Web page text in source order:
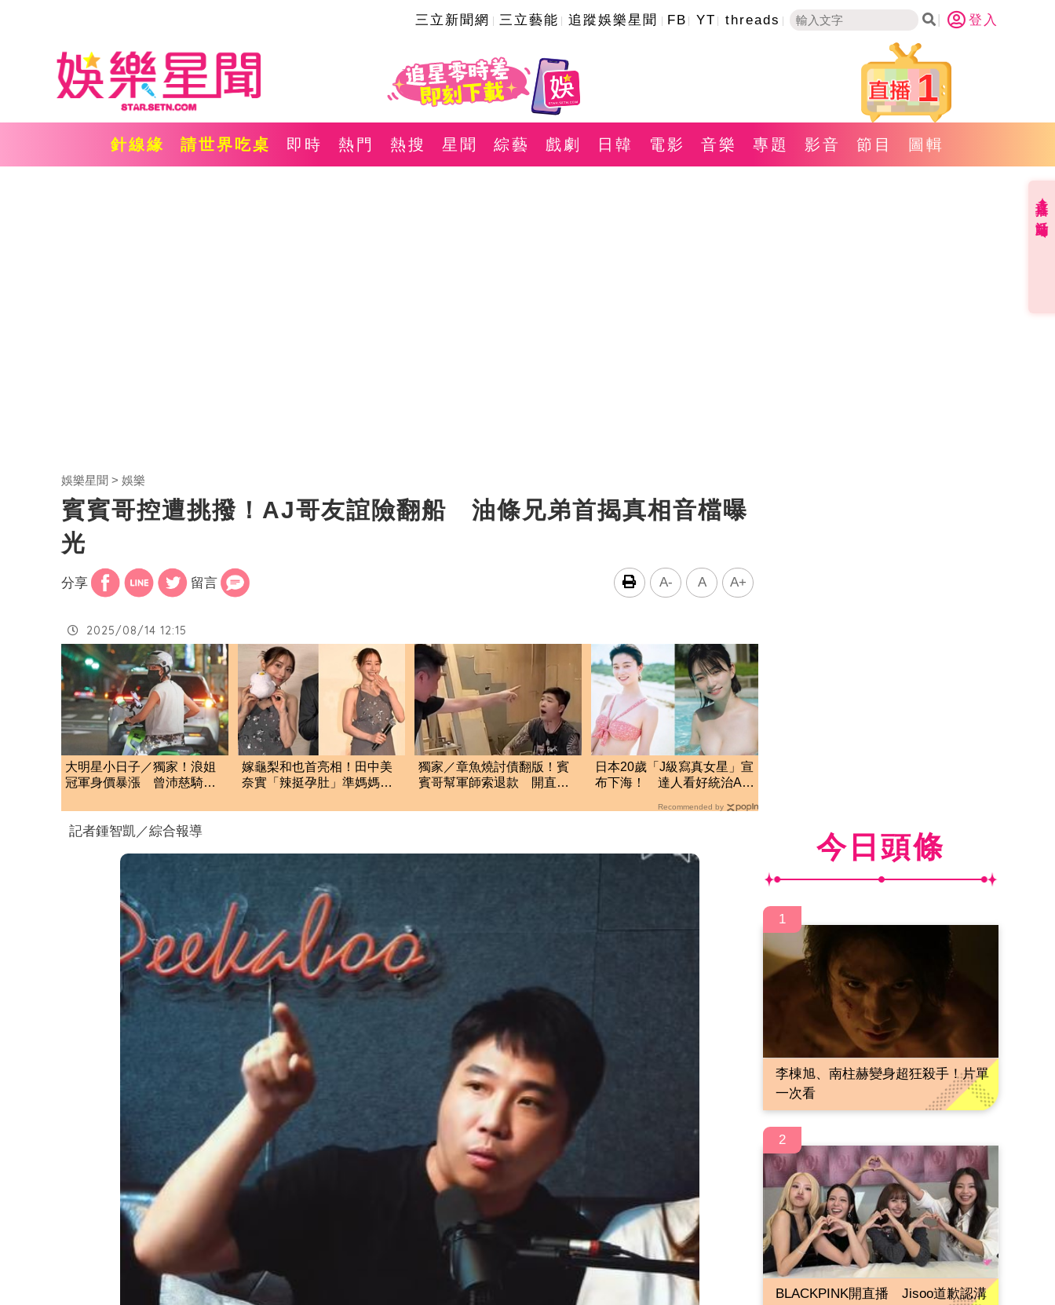
三立新聞網 三立藝能 追蹤娛樂星聞 FB YT threads 登入
1
針線緣 請世界吃桌 即時 熱門 熱搜 星聞 綜藝 戲劇 日韓 電影 音樂 專題 影音 節目 圖輯
娛樂星聞 娛樂
賓賓哥控遭挑撥！AJ哥友誼險翻船 油條兄弟首揭真相音檔曝
光
分享 留言 A- A A+
2025/08/14 12:15
大明星小日子／獨家！浪姐
冠軍身價暴漲 曾沛慈騎共
嫁龜梨和也首亮相！田中美
奈實「辣挺孕肚」準媽媽被
獨家／章魚燒討債翻版！賓
賓哥幫軍師索退款 開直播
日本20歲「J級寫真女星」宣
布下海！ 達人看好統治AV
Recommended by
記者鍾智凱／綜合報導 今日頭條
1
李棟旭、南柱赫變身超狂殺手！片單
一次看
2
BLACKPINK開直播 Jisoo道歉認溝
直播✦活動